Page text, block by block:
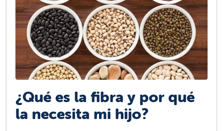
¿Qué es la fibra y por qué
la necesita mi hijo?